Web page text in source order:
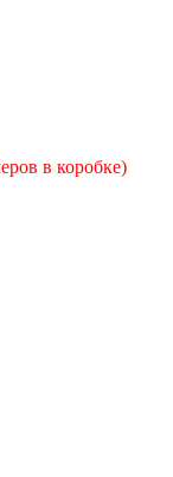
в коробке)